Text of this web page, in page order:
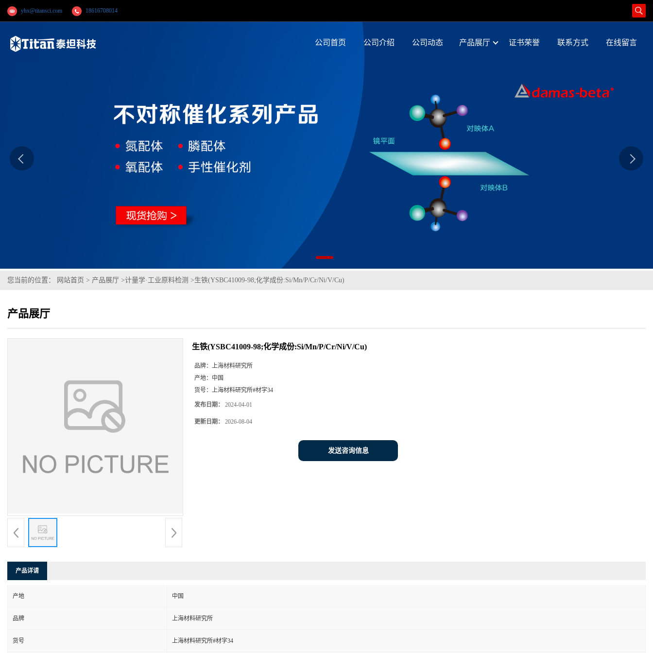
yhx@titansci.com 18616708014
公司首页 公司介绍 公司动态 产品展厅 证书荣誉 联系方式 在线留言
您当前的位置： 网站首页 > 产品展厅 >计量学·工业原料检测 >生铁(YSBC41009-98;化学成份:Si/Mn/P/Cr/Ni/V/Cu)
产品展厅
生铁(YSBC41009-98;化学成份:Si/Mn/P/Cr/Ni/V/Cu)
品牌：
上海材料研究所
产地： 中国
货号：
上海材料研究所#材字34
发布日期： 2024-04-01
更新日期： 2026-08-04
发送咨询信息
产品详请
产地 中国
品牌 上海材料研究所
货号 上海材料研究所#材字34